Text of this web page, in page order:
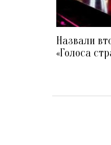
Назвали
«Голоса